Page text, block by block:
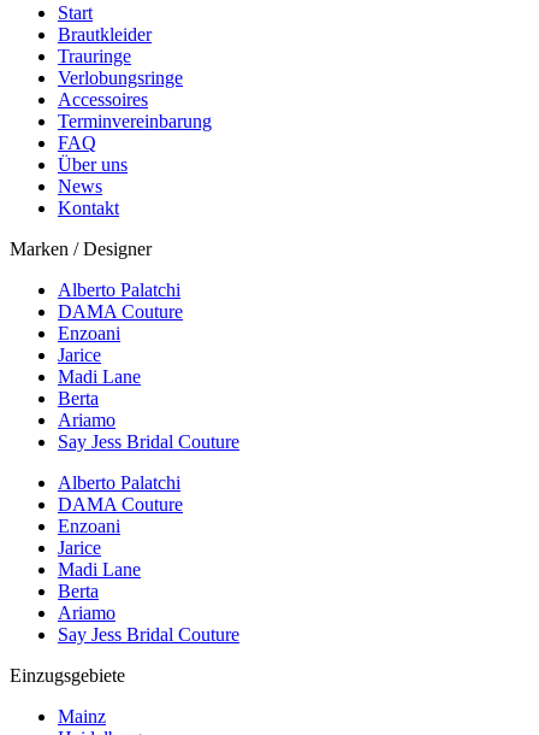
Start
Brautkleider
Trauringe
Verlobungsringe
Accessoires
Terminvereinbarung
FAQ
Über uns
News
Kontakt
Marken / Designer
Alberto Palatchi
DAMA Couture
Enzoani
Jarice
Madi Lane
Berta
Ariamo
Say Jess Bridal Couture
Alberto Palatchi
DAMA Couture
Enzoani
Jarice
Madi Lane
Berta
Ariamo
Say Jess Bridal Couture
Einzugsgebiete
Mainz